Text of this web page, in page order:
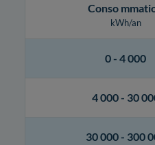
Conso
kWh/an
0 -4 000
4 000 - 30
30 000 - 300